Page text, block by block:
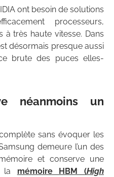
ont besoin de solutions
processeurs,
à très haute vitesse. Dans
désormais presque aussi
brute des puces elles-
néanmoins un
sans évoquer les
demeure l’un des
et conserve une
la mémoire HBM (High